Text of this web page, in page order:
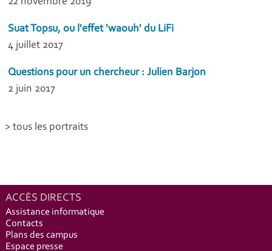
Suat Topsu, ou l'effet 'waouh' du LiFi
4 juillet 2017
Questions pour un chercheur : Julien Barjon
2 juin 2017
> tous les portraits
ACCÈS DIRECTS
Assistance informatique
Contacts
Plans des campus
Espace presse